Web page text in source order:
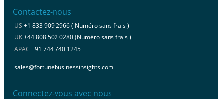
Contactez-nous
US +1 833 909 2966 ( Numéro sans frais )
UK+44 808 502 0280 (Numéro sans frais )
APAC +91 744 740 1245
sales@fortunebusinessinsights.com
Connectez-vous avec nous